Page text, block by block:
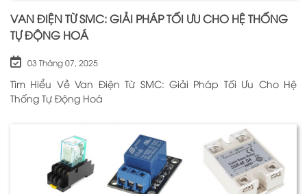
VAN ĐIỆN TỪ SMC: GIẢI PHÁP TỐI ƯU CHO HỆ THỐNG
TỰ ĐỘNG HOÁ
03 Tháng 07, 2025
Tìm Hiểu Về Van Điện Từ SMC: Giải Pháp Tối Ưu Cho Hệ
Thống Tự Động Hoá